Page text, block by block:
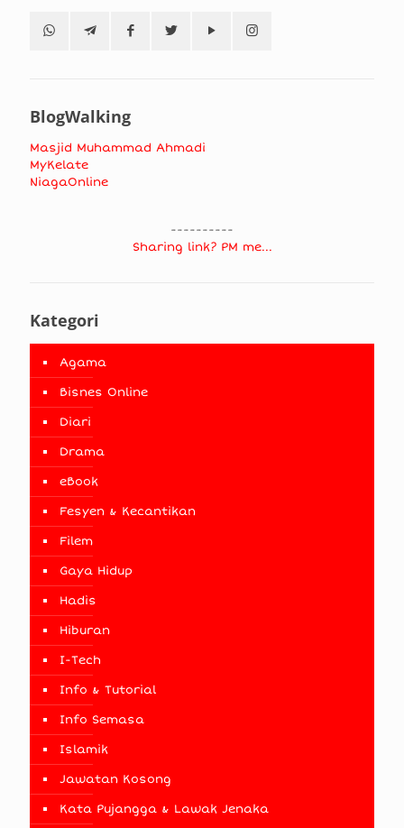
BlogWalking
Masjid Muhammad Ahmadi
MyKelate
NiagaOnline
----------
Sharing link? PM me...
Kategori
Agama
Bisnes Online
Diari
Drama
eBook
Fesyen & Kecantikan
Filem
Gaya Hidup
Hadis
Hiburan
I-Tech
Info & Tutorial
Info Semasa
Islamik
Jawatan Kosong
Kata Pujangga & Lawak Jenaka